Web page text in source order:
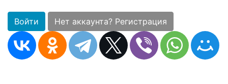
Войти Нет аккаунта? Регистрация